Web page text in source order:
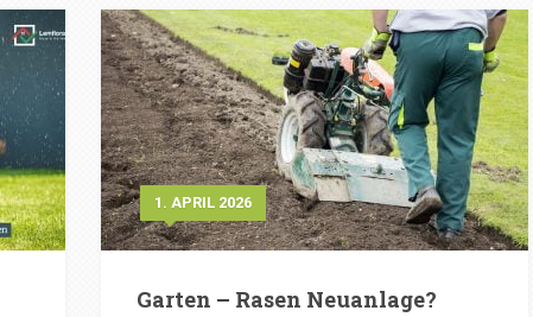
1. APRIL 2026
Garten – Rasen Neuanlage?